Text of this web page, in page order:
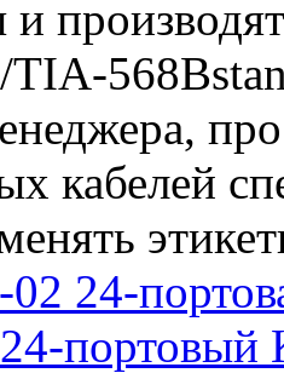
и
кабелей
02 24-
портовый